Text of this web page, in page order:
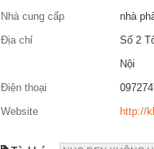
Nhà cung cấp
nhà
Địa chỉ
Số 2
Nội
Điện thoại
Website
http://